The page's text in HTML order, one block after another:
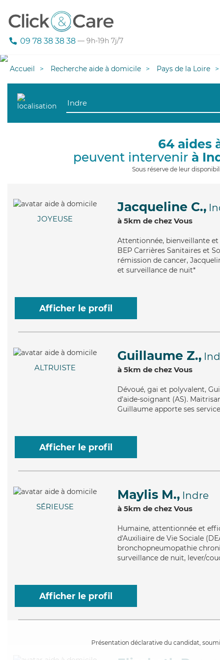
09 78 38 38 38 — 9h-19h 7j/7
Accueil Recherche aide à domicile Pays de la Loire
64 aides
peuvent intervenir à
Sous réserve de leur
JOYEUSE
Jacqueline C.,
à 5km de chez Vous
Attentionnée, bienveillante
BEP Carrières Sanitaires et
rémission de cancer,
et surveillance de nuit*
Afficher le profil
ALTRUISTE
Guillaume Z.,
à 5km de chez Vous
Dévoué, gai et polyvalent,
d'aide-soignant (AS).
Guillaume apporte ses
Afficher le profil
SÉRIEUSE
Maylis M., Indre
à 5km de chez Vous
Humaine, attentionnée et
d'Auxiliaire de Vie Sociale
bronchopneumopathie
surveillance de nuit, lever/
Afficher le profil
Présentation déclarative du candidat,